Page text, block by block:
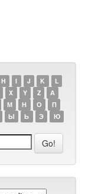
H I J K
L
X Y Z
А
М Н О
П
Ы Ь Э
Ю